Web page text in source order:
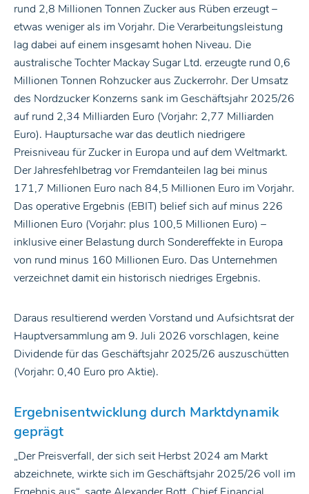
rund 2,8 Millionen Tonnen Zucker aus Rüben erzeugt –
etwas weniger als im Vorjahr. Die Verarbeitungsleistung
lag dabei auf einem insgesamt hohen Niveau. Die
australische Tochter Mackay Sugar Ltd. erzeugte rund 0,6
Millionen Tonnen Rohzucker aus Zuckerrohr. Der Umsatz
des Nordzucker Konzerns sank im Geschäftsjahr 2025/26
auf rund 2,34 Milliarden Euro (Vorjahr: 2,77 Milliarden
Euro). Hauptursache war das deutlich niedrigere
Preisniveau für Zucker in Europa und auf dem Weltmarkt.
Der Jahresfehlbetrag vor Fremdanteilen lag bei minus
171,7 Millionen Euro nach 84,5 Millionen Euro im Vorjahr.
Das operative Ergebnis (EBIT) belief sich auf minus 226
Millionen Euro (Vorjahr: plus 100,5 Millionen Euro) –
inklusive einer Belastung durch Sondereffekte in Europa
von rund minus 160 Millionen Euro. Das Unternehmen
verzeichnet damit ein historisch niedriges Ergebnis.
Daraus resultierend werden Vorstand und Aufsichtsrat der
Hauptversammlung am 9. Juli 2026 vorschlagen, keine
Dividende für das Geschäftsjahr 2025/26 auszuschütten
(Vorjahr: 0,40 Euro pro Aktie).
Ergebnisentwicklung durch Marktdynamik
geprägt
„Der Preisverfall, der sich seit Herbst 2024 am Markt
abzeichnete, wirkte sich im Geschäftsjahr 2025/26 voll im